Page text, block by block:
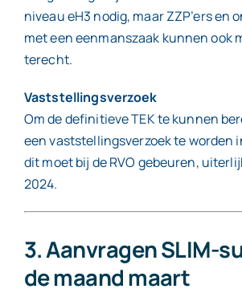
niveau eH3 nodig, maar ZZP’ers en
met een eenmanszaak kunnen ook
terecht.
Vaststellingsverzoek
Om de definitieve TEK te kunnen
een vaststellingsverzoek te worden
dit moet bij de RVO gebeuren,
2024.
3. Aanvragen SLIM-
de maand maart